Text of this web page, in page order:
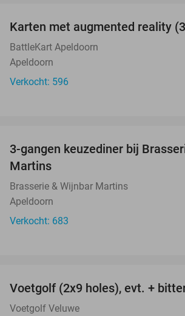
Karten met augmented reality
BattleKart Apeldoorn
Apeldoorn
Verkocht: 596
3-gangen keuzediner bij
Martins
Brasserie & Wijnbar Martins
Apeldoorn
Verkocht: 683
Voetgolf (2x9 holes), evt. +
Voetgolf Veluwe